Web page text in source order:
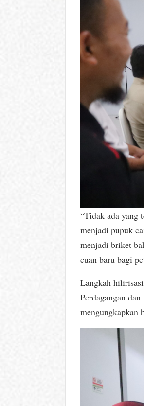
“Tidak ada yang
menjadi pupuk
menjadi briket
cuan baru bagi
Langkah
Perdagangan
mengungkapkan